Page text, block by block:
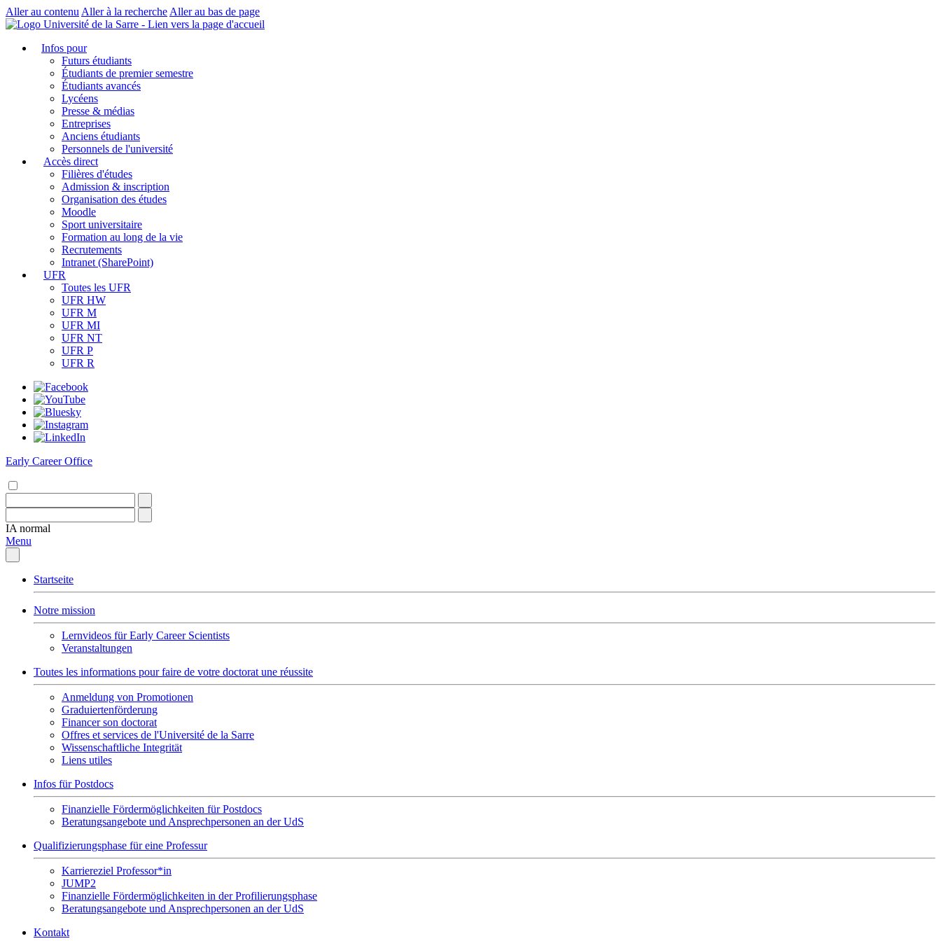
Aller au contenu Aller à la recherche Aller au bas de page
Infos pour
Futurs étudiants
Étudiants de premier semestre
Étudiants avancés
Lycéens
Presse & médias
Entreprises
Anciens étudiants
Personnels de l'université
Accès direct
Filières d'études
Admission & inscription
Organisation des études
Moodle
Sport universitaire
Formation au long de la vie
Recrutements
Intranet (SharePoint)
UFR
Toutes les UFR
UFR HW
UFR M
UFR MI
UFR NT
UFR P
UFR R
Early Career Office
IA normal
Menu
Startseite
Notre mission
Lernvideos für Early Career Scientists
Veranstaltungen
Toutes les informations pour faire de votre doctorat une réussite
Anmeldung von Promotionen
Graduiertenförderung
Financer son doctorat
Offres et services de l'Université de la Sarre
Wissenschaftliche Integrität
Liens utiles
Infos für Postdocs
Finanzielle Fördermöglichkeiten für Postdocs
Beratungsangebote und Ansprechpersonen an der UdS
Qualifizierungsphase für eine Professur
Karriereziel Professor*in
JUMP2
Finanzielle Fördermöglichkeiten in der Profilierungsphase
Beratungsangebote und Ansprechpersonen an der UdS
Kontakt